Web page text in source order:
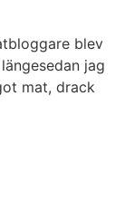
blev
jag
mat, drack